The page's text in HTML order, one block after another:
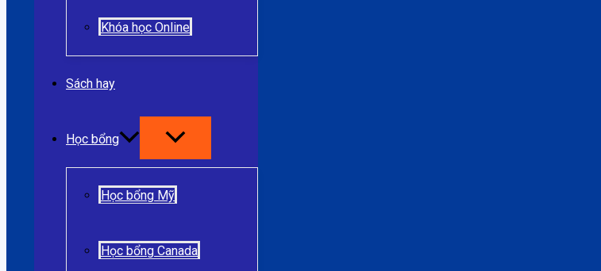
Khóa học Online
Sách hay
Học bổng
Học bổng Mỹ
Học bổng Canada